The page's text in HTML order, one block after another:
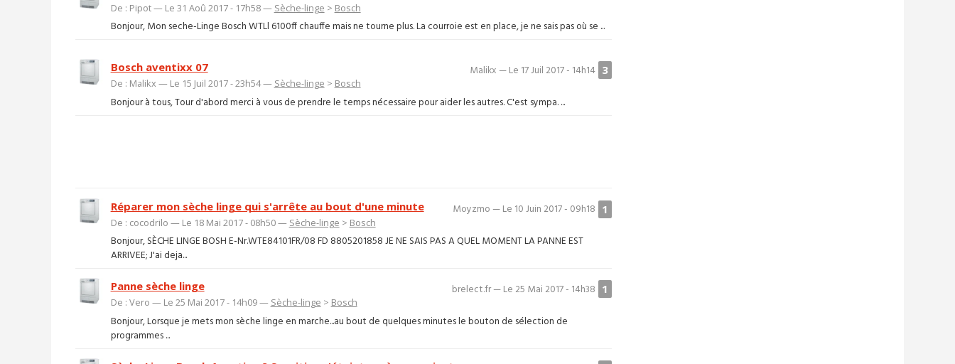
De : Pipot — Le 31 Aoû 2017 - 17h58 — Sèche-linge > Bosch
Bonjour, Mon seche-Linge Bosch WTLl 6100ff chauffe mais ne tourne plus. La courroie est en place, je ne sais pas où se ...
3
Malikx — Le 17 Juil 2017 - 14h14
Bosch aventixx 07
De : Malikx — Le 15 Juil 2017 - 23h54 — Sèche-linge > Bosch
Bonjour à tous, Tour d'abord merci à vous de prendre le temps nécessaire pour aider les autres. C'est sympa. ...
1
Moyzmo — Le 10 Juin 2017 - 09h18
Réparer mon sèche linge qui s'arrête au bout d'une minute
De : cocodrilo — Le 18 Mai 2017 - 08h50 — Sèche-linge > Bosch
Bonjour, SÈCHE LINGE BOSH E-Nr.WTE84101FR/08 FD 8805201858 JE NE SAIS PAS A QUEL MOMENT LA PANNE EST
ARRIVEE; J'ai deja...
1
brelect.fr — Le 25 Mai 2017 - 14h38
Panne sèche linge
De : Vero — Le 25 Mai 2017 - 14h09 — Sèche-linge > Bosch
Bonjour, Lorsque je mets mon sèche linge en marche...au bout de quelques minutes le bouton de sélection de
programmes ...